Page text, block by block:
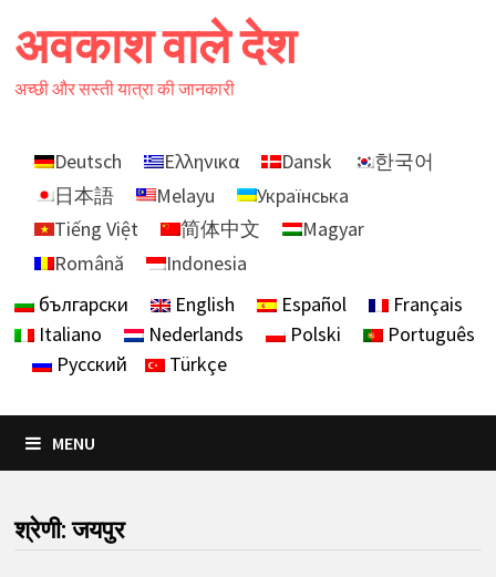
to
content
अवकाश वाले देश
अच्छी और सस्ती यात्रा की जानकारी
Deutsch Ελληνικα Dansk
한국어
日本語
Melayu
Українська
Tiếng Việt
简体中文
Magyar
Română
Indonesia
български
English Español
Français
Italiano
Nederlands Polski
Português
Русский
Türkçe
MENU
श्रेणी:जयपुर